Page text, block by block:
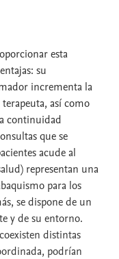
esta
su
incrementa la
así como
continuidad
que se
acude al
representan una
para los
se dispone de un
y de su entorno.
distintas
podrían